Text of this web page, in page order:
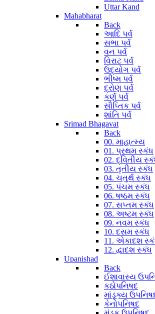
Uttar Kand
Mahabharat
Back
આદિ પર્વ
સભા પર્વ
વન પર્વ
વિરાટ પર્વ
ઉદ્યોગ પર્વ
ભીષ્મ પર્વ
દ્રોણ પર્વ
કર્ણ પર્વ
સૌપ્તિક પર્વ
શાંતિ પર્વ
Srimad Bhagavat
Back
00. માહાત્મ્ય
01. પ્રથમ સ્કંધ
02. દ્વિતીય
03. તૃતીય સ્કંધ
04. ચતુર્થ સ્કંધ
05. પંચમ સ્કંધ
06. ષષ્ઠમ સ્કંધ
07. સપ્તમ સ્કંધ
08. અષ્ટમ સ્કંધ
09. નવમ સ્કંધ
10. દસમ સ્કંધ
11. એકાદશ
12. દ્વાદશ સ્કંધ
Upanishad
Back
ઈશાવાસ્ય
કઠોપનિષદ
માંડૂક્ય
કેનોપનિષદ